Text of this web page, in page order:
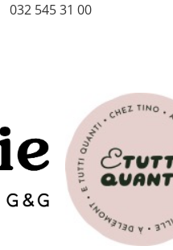
032 545 31 00